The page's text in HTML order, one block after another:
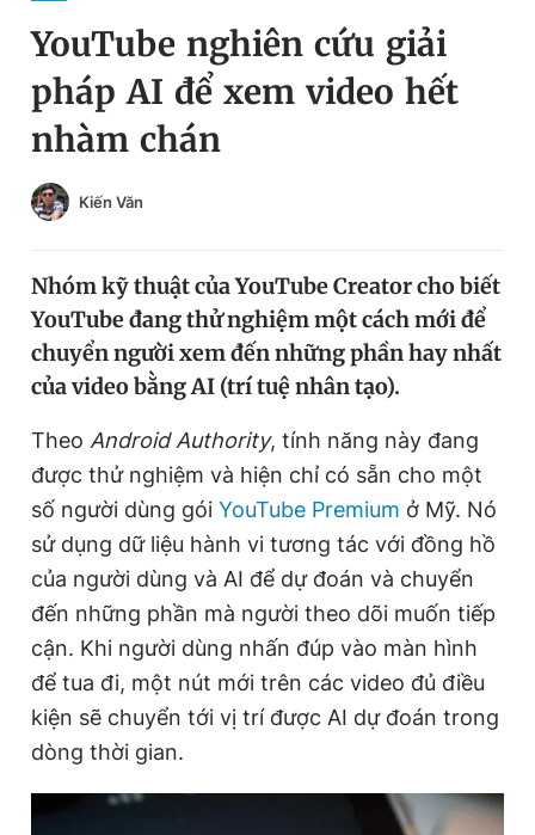
Chuyên mục
Chuyên mục khác
Chào ngày mới
Video Magazine
Sản phẩm khác
Tiện ích Bạn cần biết
Thông tin tòa soạn Liên hệ quảng cáo
Đọc Thanh Niên trên điện thoại
Đổi mật khẩu
Tin đã lưu
YouTube nghiên cứu giải
pháp AI để xem video hết
nhàm chán
Kiến Văn
Nhóm kỹ thuật của YouTube Creator cho biết
YouTube đang thử nghiệm một cách mới để
chuyển người xem đến những phần hay nhất
của video bằng AI (trí tuệ nhân tạo).
Theo Android Authority, tính năng này đang
được thử nghiệm và hiện chỉ có sẵn cho một
số người dùng gói YouTube Premium ở Mỹ. Nó
sử dụng dữ liệu hành vi tương tác với đồng hồ
của người dùng và AI để dự đoán và chuyển
đến những phần mà người theo dõi muốn tiếp
cận. Khi người dùng nhấn đúp vào màn hình
để tua đi, một nút mới trên các video đủ điều
kiện sẽ chuyển tới vị trí được AI dự đoán trong
dòng thời gian.